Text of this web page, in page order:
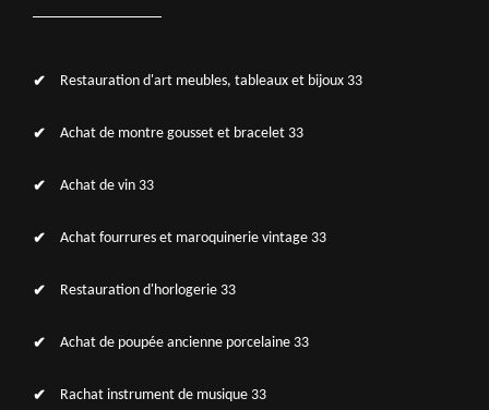
Restauration d'art meubles, tableaux et bijoux 33
Achat de montre gousset et bracelet 33
Achat de vin 33
Achat fourrures et maroquinerie vintage 33
Restauration d'horlogerie 33
Achat de poupée ancienne porcelaine 33
Rachat instrument de musique 33